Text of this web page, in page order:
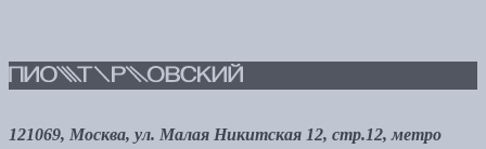
121069, Москва, ул. Малая Никитская 12, стр.12, метро